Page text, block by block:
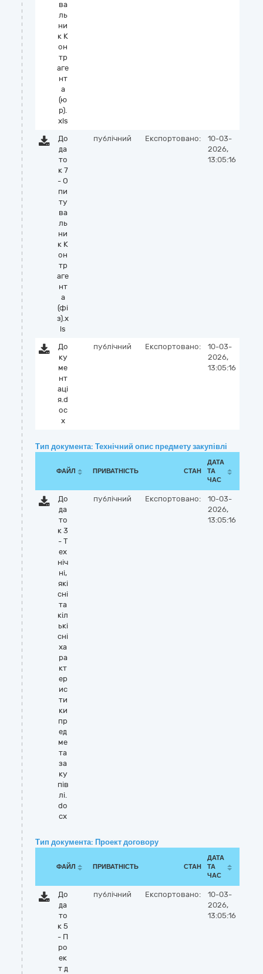
ва
ль
ни
к К
он
тр
аге
нт
а
(ю
р).
xls
До
да
то
к 7
- О
пи
ту
ва
ль
ни
к К
он
тр
аге
нт
а
(фі
з).x
ls
публічний Експортовано:
10-03-
2026,
13:05:16
До
ку
ме
нт
аці
я.d
oc
x
публічний Експортовано:
10-03-
2026,
13:05:16
Тип документа: Технічний опис предмету закупівлі
ФАЙЛ ПРИВАТНІСТЬ СТАН
ДАТА
ТА
ЧАС
До
да
то
к 3
- Т
ех
ніч
ні,
які
сні
та
кіл
ькі
сні
ха
ра
кт
ер
ис
ти
ки
пр
ед
ме
та
за
ку
пів
лі.
do
cx
публічний Експортовано:
10-03-
2026,
13:05:16
Тип документа: Проект договору
ФАЙЛ ПРИВАТНІСТЬ СТАН
ДАТА
ТА
ЧАС
До
да
то
к 5
- П
ро
ек
т д
публічний Експортовано:
10-03-
2026,
13:05:16